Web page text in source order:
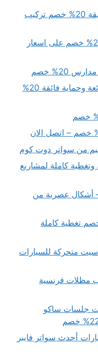
مظلات جدارية للسيارات والحديقة 20% خصم تركيب
سواتر شرائح المنيوم خشابي 20% خصم على اسعار
خصم
مظلات بوثلين الرياض بألوان رائعة وحماية فائقة 20%
من سواتر دوت كوم
كاملة لمشاريع
أشكال عصرية من
الرياض – 32% خصم تغطية كاملة
متحركة للسيارات
مظلات فرنسية
جلسات ساكو
أحدث سواتر فايبر